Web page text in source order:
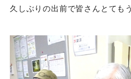
久しぶりの出前で皆さんとても